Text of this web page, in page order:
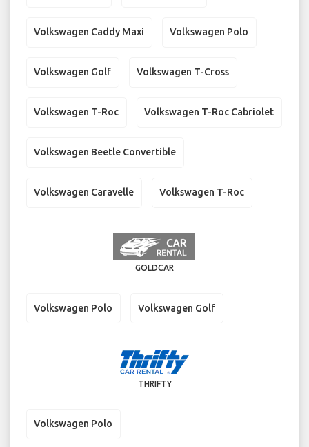
Volkswagen Caddy Maxi Volkswagen Polo
Volkswagen Golf Volkswagen T-Cross
Volkswagen T-Roc Volkswagen T-Roc Cabriolet
Volkswagen Beetle Convertible
Volkswagen Caravelle Volkswagen T-Roc
GOLDCAR
Volkswagen Polo Volkswagen Golf
THRIFTY
Volkswagen Polo